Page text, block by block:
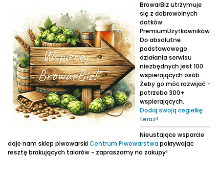
BrowarBiz utrzymuje
się z dobrowolnych
datków
PremiumUżytkowników.
Do absolutne
podstawowego
działania serwisu
niezbędnych jest 100
wspierających osób.
Żeby go móc rozwijać -
potrzeba 300+
wspierających.
Dodaj swoją cegiełkę
teraz!
Nieustające wsparcie
daje nam sklep piwowarskiCentrum Piwowarstwapokrywając
resztę brakujących talarów - zapraszamy na zakupy!